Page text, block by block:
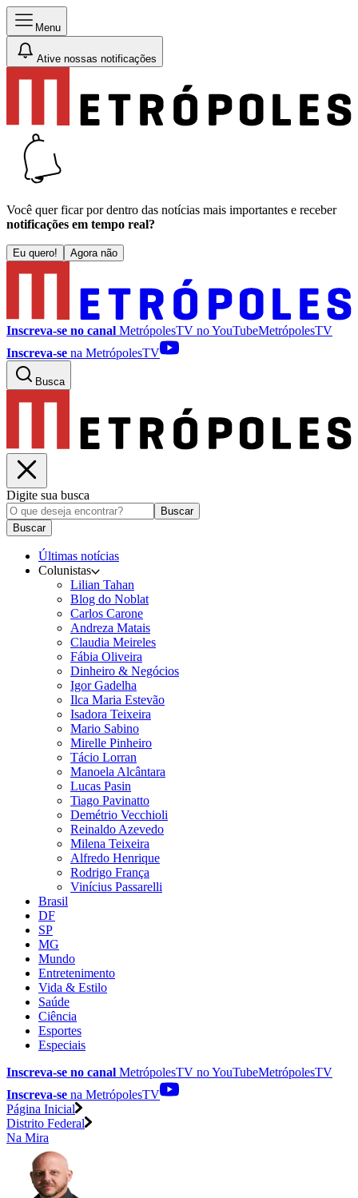
Menu
Ative nossas notificações
Você quer ficar por dentro das notícias mais importantes e receber
notificações em tempo real?
Eu quero! Agora não
Inscreva-se no canal MetrópolesTV noYouTubeMetrópolesTV
Inscreva-se na MetrópolesTV
Busca
Digite sua busca
Buscar
Buscar
Últimas notícias
Colunistas
Lilian Tahan
Blog do Noblat
Carlos Carone
Andreza Matais
Claudia Meireles
Fábia Oliveira
Dinheiro & Negócios
Igor Gadelha
Ilca Maria Estevão
Isadora Teixeira
Mario Sabino
Mirelle Pinheiro
Tácio Lorran
Manoela Alcântara
Lucas Pasin
Tiago Pavinatto
Demétrio Vecchioli
Reinaldo Azevedo
Milena Teixeira
Alfredo Henrique
Rodrigo França
Vinícius Passarelli
Brasil
DF
SP
MG
Mundo
Entretenimento
Vida & Estilo
Saúde
Ciência
Esportes
Especiais
Inscreva-se no canal MetrópolesTV noYouTubeMetrópolesTV
Inscreva-se na MetrópolesTV
Página Inicial
Distrito Federal
Na Mira